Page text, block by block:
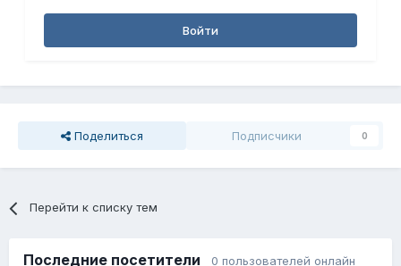
Войти
Поделиться Подписчики 0
Перейти к списку тем
Последние посетители 0 пользователей онлайн